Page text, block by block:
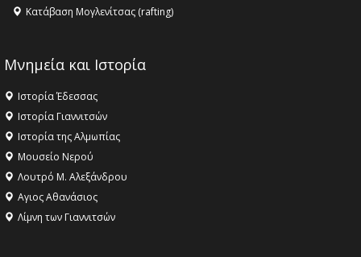
Κατάβαση Μογλενίτσας (rafting)
Μνημεία και Ιστορία
Ιστορία Έδεσσας
Ιστορία Γιαννιτσών
Ιστορία της Αλμωπίας
Μουσείο Νερού
Λουτρό Μ. Αλεξάνδρου
Αγιος Αθανάσιος
Λίμνη των Γιαννιτσών